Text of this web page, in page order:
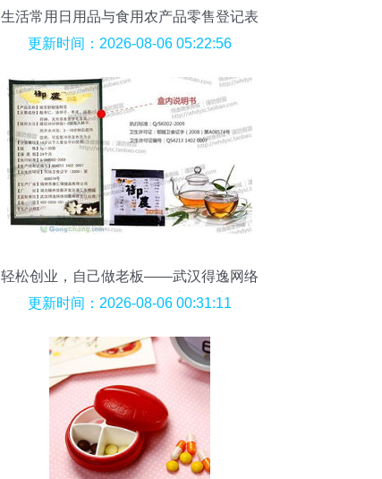
生活常用日用品与食用农产品零售登记表
Excel模板使用说明
更新时间：2026-08-06 05:22:56
轻松创业，自己做老板——武汉得逸网络
销售有限责任公司为您开启多元商机
更新时间：2026-08-06 00:31:11